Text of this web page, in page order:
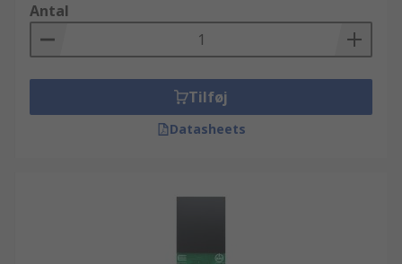
Antal
Tilføj
Datasheets